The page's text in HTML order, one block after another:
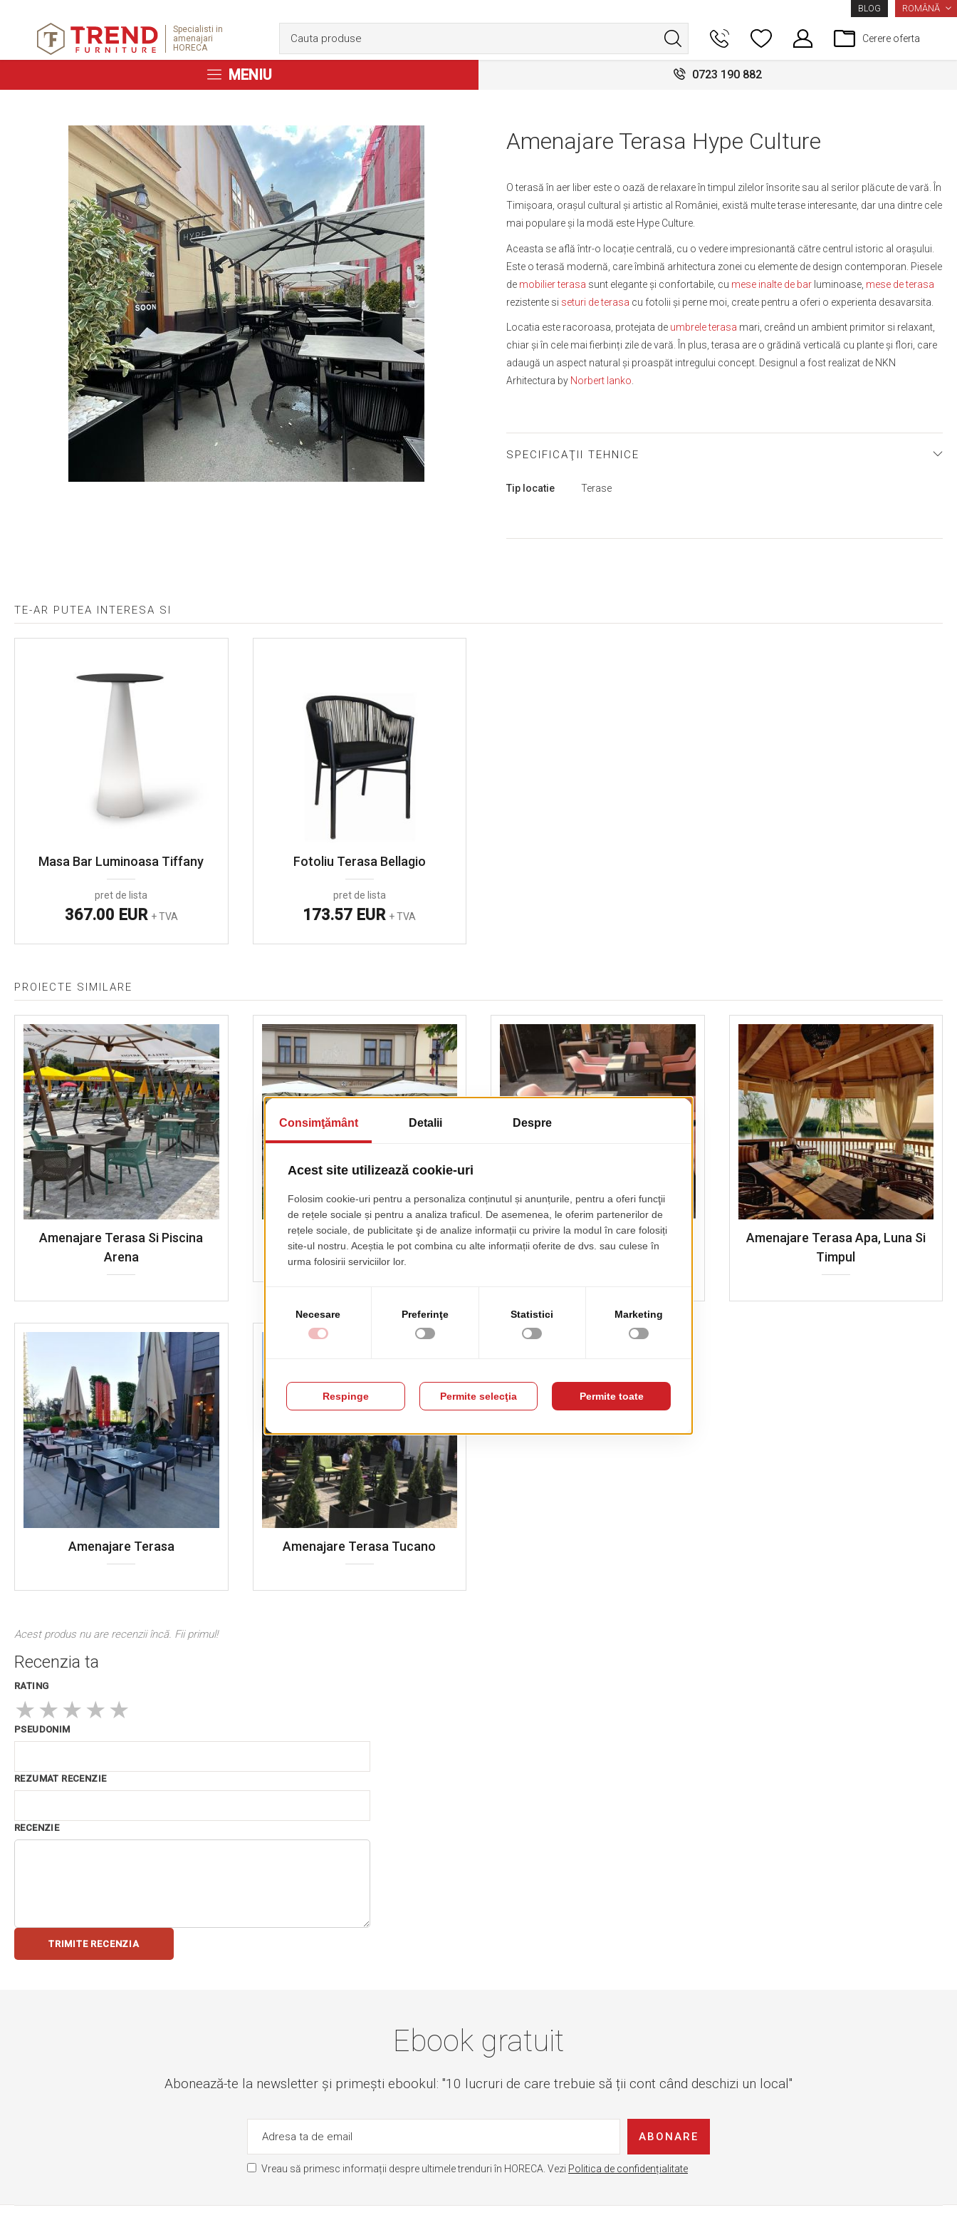
BLOG LIMBA
ROMÂNĂ
Specialisti in
amenajari
HORECA
Cerere oferta
MENIU 0723 190 882
Amenajare Terasa Hype Culture
O terasă în aer liber este o oază de relaxare în timpul zilelor însorite sau al serilor plăcute de vară. În
Timișoara, orașul cultural și artistic al României, există multe terase interesante, dar una dintre cele
mai populare și la modă este Hype Culture.
Aceasta se află într-o locație centrală, cu o vedere impresionantă către centrul istoric al orașului.
Este o terasă modernă, care îmbină arhitectura zonei cu elemente de design contemporan. Piesele
de mobilier terasa sunt elegante și confortabile, cu mese inalte de bar luminoase, mese de terasa
rezistente si seturi de terasa cu fotolii și perne moi, create pentru a oferi o experienta desavarsita.
Locatia este racoroasa, protejata de umbrele terasa mari, creând un ambient primitor si relaxant,
chiar și în cele mai fierbinți zile de vară. În plus, terasa are o grădină verticală cu plante și flori, care
adaugă un aspect natural și proaspăt intregului concept. Designul a fost realizat de NKN
Arhitectura by Norbert Ianko
SPECIFICAŢII TEHNICE
Mai
multe
Tip locatie Terase
TE-AR PUTEA INTERESA SI
Masa Bar Luminoasa Tiffany
pret de lista
367.00 EUR + TVA
Fotoliu Terasa Bellagio
pret de lista
173.57 EUR + TVA
PROIECTE SIMILARE
Amenajare Terasa Si Piscina
Arena
Amenajare Terasa Barbarossa
Amenajare Terasa Chef Galerie -
Amenajare Terasa Apa, Luna Si
Timpul
Amenajare Terasa Amenajare Terasa Tucano
Acest produs nu are recenzii încă. Fii primul!
Recenzia ta
RATING
★ ★ ★ ★ ★
PSEUDONIM
REZUMAT RECENZIE
RECENZIE
TRIMITE RECENZIA
Ebook gratuit
Abonează-te la newsletter și primești ebookul: "10 lucruri de care trebuie să ții cont când deschizi un local"
ABONARE
Vreau să primesc informații despre ultimele trenduri în HORECA. Vezi Politica de confidențialitate